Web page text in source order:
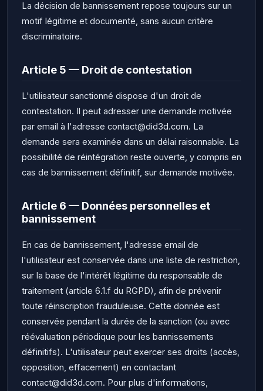
La décision de bannissement repose toujours sur un
motif légitime et documenté, sans aucun critère
discriminatoire.
Article 5 — Droit de contestation
L'utilisateur sanctionné dispose d'un droit de
contestation. Il peut adresser une demande motivée
par email à l'adresse contact@did3d.com. La
demande sera examinée dans un délai raisonnable. La
possibilité de réintégration reste ouverte, y compris en
cas de bannissement définitif, sur demande motivée.
Article 6 — Données personnelles et
bannissement
En cas de bannissement, l'adresse email de
l'utilisateur est conservée dans une liste de restriction,
sur la base de l'intérêt légitime du responsable de
traitement (article 6.1.f du RGPD), afin de prévenir
toute réinscription frauduleuse. Cette donnée est
conservée pendant la durée de la sanction (ou avec
réévaluation périodique pour les bannissements
définitifs). L'utilisateur peut exercer ses droits (accès,
opposition, effacement) en contactant
contact@did3d.com. Pour plus d'informations,